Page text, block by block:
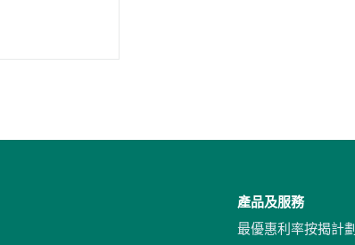
產品及服務
最優惠利率按揭計劃